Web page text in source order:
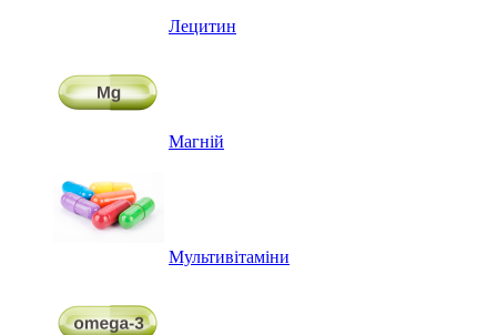
Лецитин
Магній
Мультивітаміни